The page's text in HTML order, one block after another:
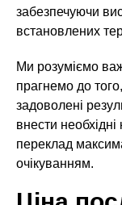
забезпечуючи
встановлених
Ми розуміємо
прагнемо до
задоволені
внести
переклад
очікуванням.